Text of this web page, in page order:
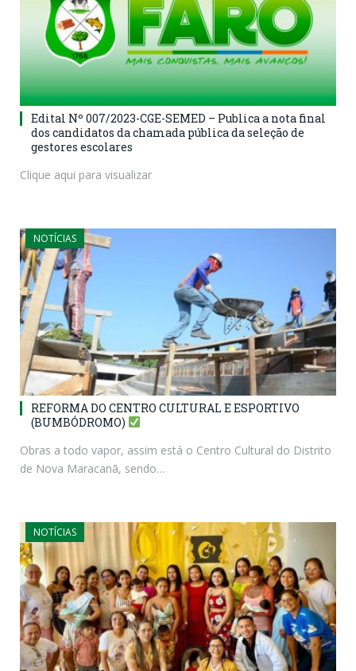
Edital Nº 007/2023-CGE-SEMED – Publica a nota final
dos candidatos da chamada pública da seleção de
gestores escolares
Clique aqui para visualizar
NOTÍCIAS
REFORMA DO CENTRO CULTURAL E ESPORTIVO
(BUMBÓDROMO)
Obras a todo vapor, assim está o Centro Cultural do Distrito
de Nova Maracanã, sendo…
NOTÍCIAS